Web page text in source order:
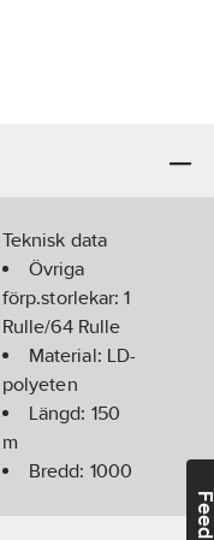
Teknisk data
Övriga
förp.storlekar:1
Rulle/64 Rulle
Material: LD-
polyeten
Längd: 150
m
Bredd: 1000